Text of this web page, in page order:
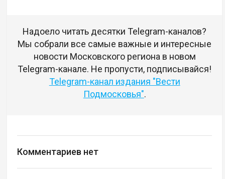
Надоело читать десятки Telegram-каналов?
Мы собрали все самые важные и интересные
новости Московского региона в новом
Telegram-канале. Не пропусти, подписывайся!
Telegram-канал издания "Вести
Подмосковья".
Комментариев нет